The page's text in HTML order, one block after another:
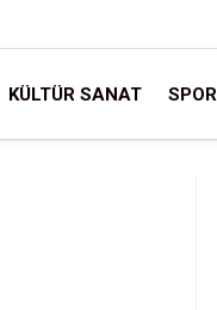
KÜLTÜR SANAT SPOR